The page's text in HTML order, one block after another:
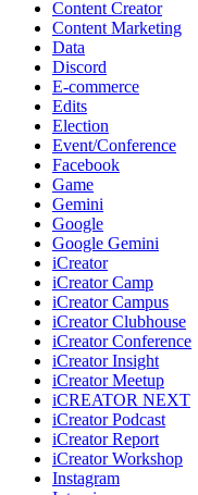
Content Creator
Content Marketing
Data
Discord
E-commerce
Edits
Election
Event/Conference
Facebook
Game
Gemini
Google
Google Gemini
iCreator
iCreator Camp
iCreator Campus
iCreator Clubhouse
iCreator Conference
iCreator Insight
iCreator Meetup
iCREATOR NEXT
iCreator Podcast
iCreator Report
iCreator Workshop
Instagram